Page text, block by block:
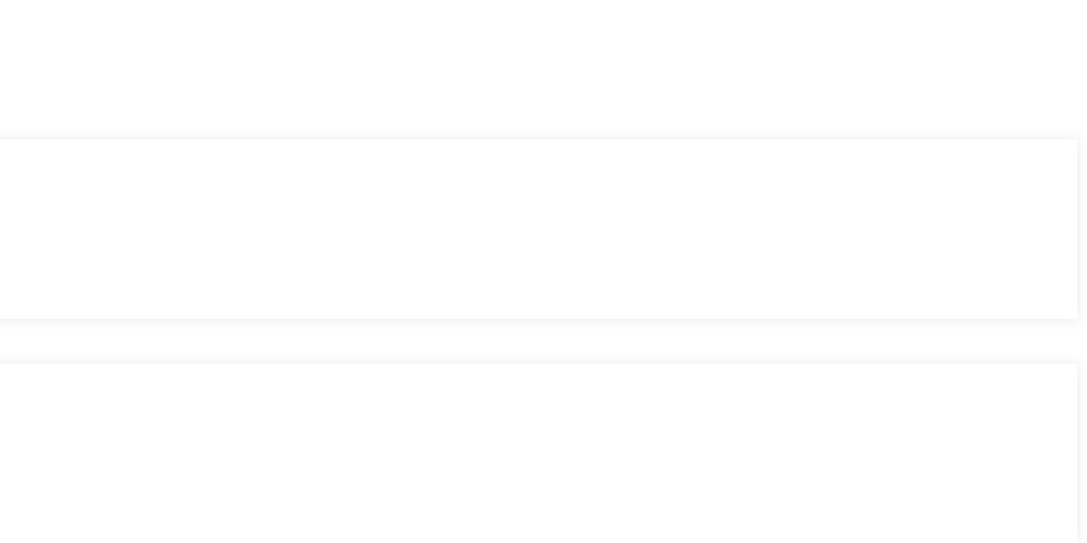
sans complications.
du marché.
des plateformes et des dApps.